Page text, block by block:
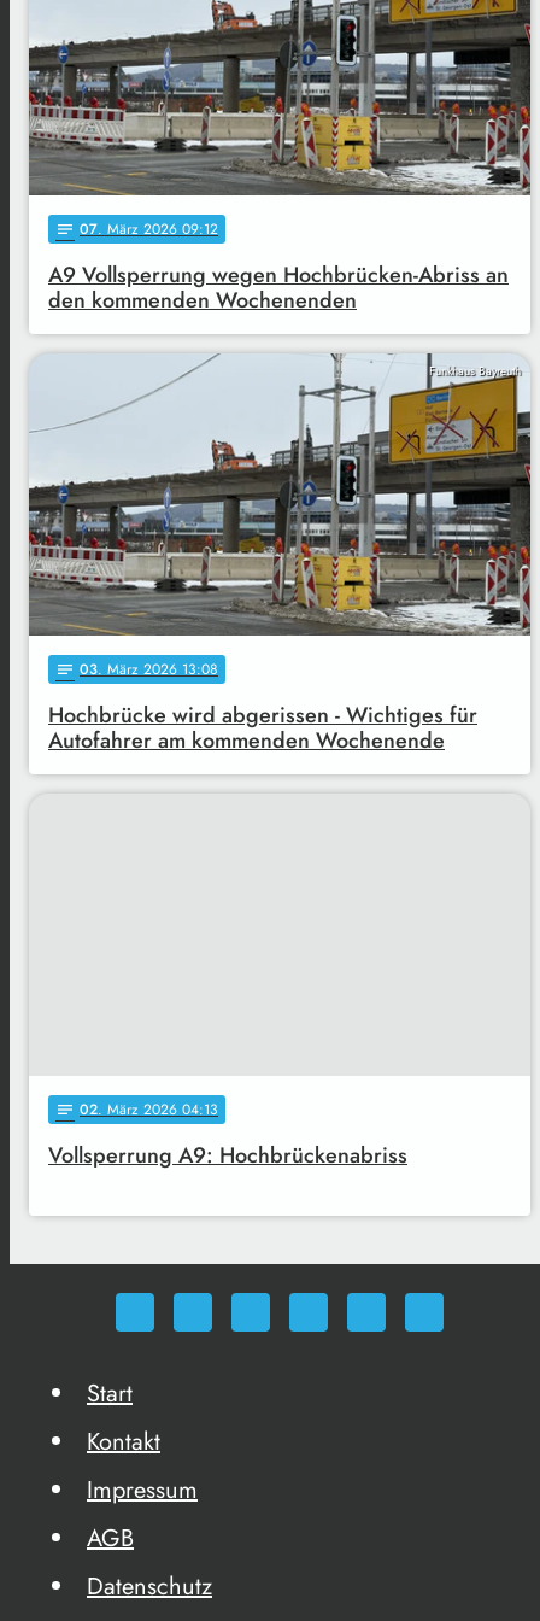
notes 07. März 2026 09:12
A9 Vollsperrung wegen Hochbrücken-Abriss an
den kommenden Wochenenden
Funkhaus Bayreuth
notes 03. März 2026 13:08
Hochbrücke wird abgerissen - Wichtiges für
Autofahrer am kommenden Wochenende
notes 02. März 2026 04:13
Vollsperrung A9: Hochbrückenabriss
Start
Kontakt
Impressum
AGB
Datenschutz